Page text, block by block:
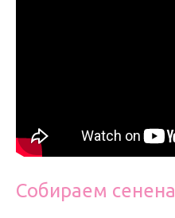
Собираем сенена